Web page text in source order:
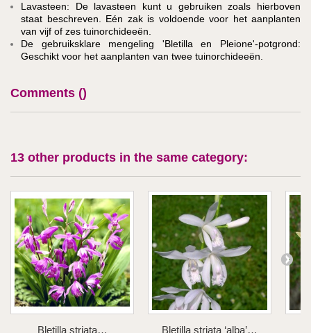
Lavasteen: De lavasteen kunt u gebruiken zoals hierboven
staat beschreven. Eén zak is voldoende voor het aanplanten
van vijf of zes tuinorchideeën.
De gebruiksklare mengeling 'Bletilla en Pleione'-potgrond:
Geschikt voor het aanplanten van twee tuinorchideeën.
Comments ()
13 other products in the same category:
Bletilla striata… Bletilla striata ‘alba’…